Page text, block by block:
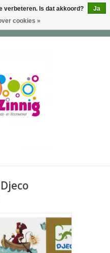
verbeteren. Is dat akkoord?
Ja
cookies »